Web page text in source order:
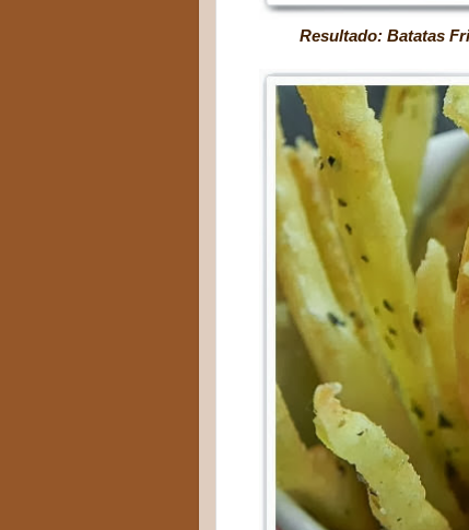
Resultado: Batatas Fritas
Vivendo